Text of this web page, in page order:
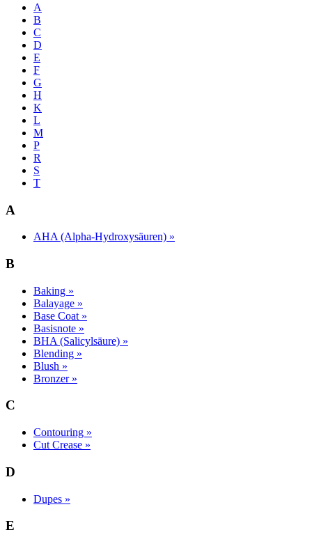
A
B
C
D
E
F
G
H
K
L
M
P
R
S
T
A
AHA (Alpha-Hydroxysäuren) »
B
Baking »
Balayage »
Base Coat »
Basisnote »
BHA (Salicylsäure) »
Blending »
Blush »
Bronzer »
C
Contouring »
Cut Crease »
D
Dupes »
E